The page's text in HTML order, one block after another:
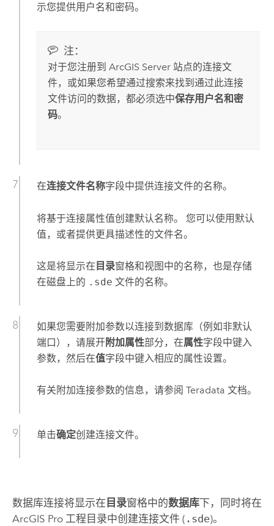
示您提供用户名和密码。
注：
对于您注册到 ArcGIS Server站点的连接文
件，或如果您希望通过搜索来找到通过此连接
文件访问的数据，都必须选中保存用户名和密
码。
在连接文件名称字段中提供连接文件的名称。
将基于连接属性值创建默认名称。 您可以使用默认
值，或者提供更具描述性的文件名。
这是将显示在 目录窗格和视图中的名称，也是存储
在磁盘上的 .sde 文件的名称。
如果您需要附加参数以连接到数据库（例如非默认
端口），请展开 附加属性部分，在属性字段中键入
参数，然后在值字段中键入相应的属性设置。
有关附加连接参数的信息，请参阅 Teradata 文档。
单击确定创建连接文件。
数据库连接将显示在 目录窗格中的数据库下，同时将在
ArcGIS Pro工程目录中创建连接文件 ( .sde)。